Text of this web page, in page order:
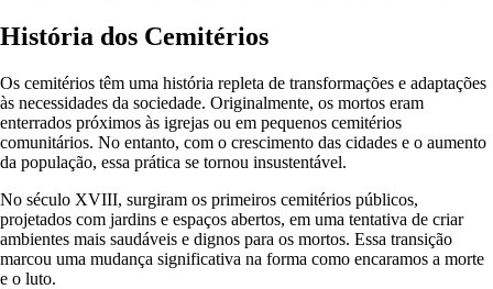
História dos Cemitérios
Os cemitérios têm uma história repleta de transformações e adaptações
às necessidades da sociedade. Originalmente, os mortos eram
enterrados próximos às igrejas ou em pequenos cemitérios
comunitários. No entanto, com o crescimento das cidades e o aumento
da população, essa prática se tornou insustentável.
No século XVIII, surgiram os primeiros cemitérios públicos,
projetados com jardins e espaços abertos, em uma tentativa de criar
ambientes mais saudáveis e dignos para os mortos. Essa transição
marcou uma mudança significativa na forma como encaramos a morte
e o luto.